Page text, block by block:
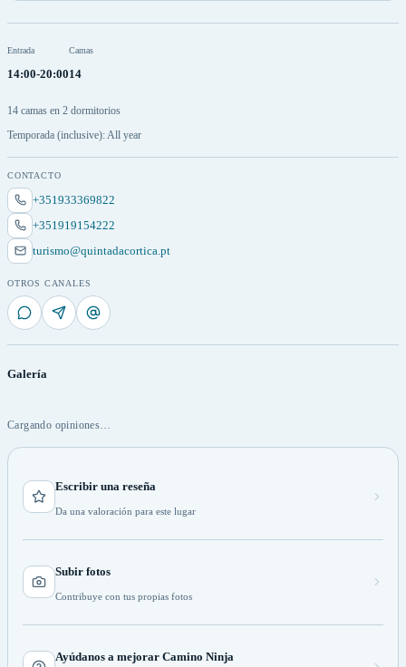
Entrada
14:00-20:00
Camas
14
14 camas en 2 dormitorios
Temporada (inclusive): All year
CONTACTO
+351933369822
+351919154222
turismo@quintadacortica.pt
OTROS CANALES
Galería
Cargando opiniones…
Escribir una reseña
Da una valoración para este lugar
Subir fotos
Contribuye con tus propias fotos
Ayúdanos a mejorar Camino Ninja